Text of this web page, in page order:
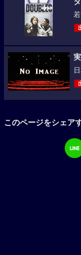
このページをシェア